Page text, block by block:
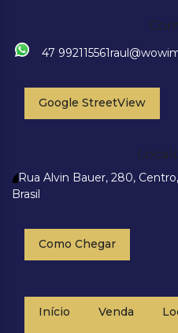
47 992115561
Google StreetView
Rua Alvin Bauer, 280, Centro,
Brasil
Como Chegar
Início Venda